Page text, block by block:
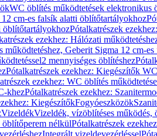
WC öblítés működtetések elektronikus
cm-es falsík alatti öblítőtartályokhoz
öblítőtartályokhozPótalkatrészek
ezekhez: Hálózati
működtetéshez, Geberit Sigma 12 cm-
2 mennyiséges öblítéshez
Pótalkatrészek ezekhez: Kiegészítők
ezekhez: WC öblítés
khezPótalkatrészek ezekhez:
KiegészítőkFogyóeszközök
VizeldékVizeldék, vízöblítéses működés,
nélkülPótalkatrészek
Integrált vizeldevezérléssel